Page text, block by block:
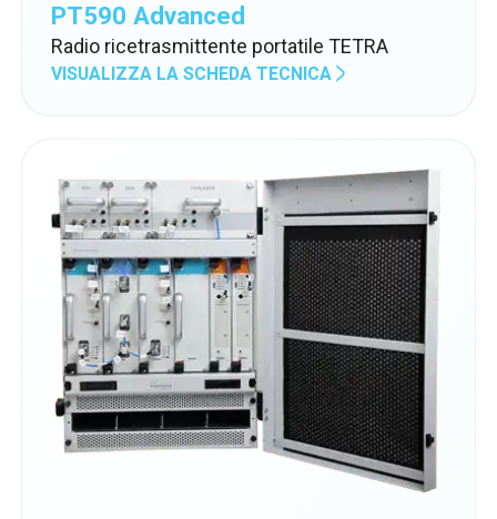
PT590 Advanced
Radio ricetrasmittente portatile TETRA
VISUALIZZA LA SCHEDA TECNICA